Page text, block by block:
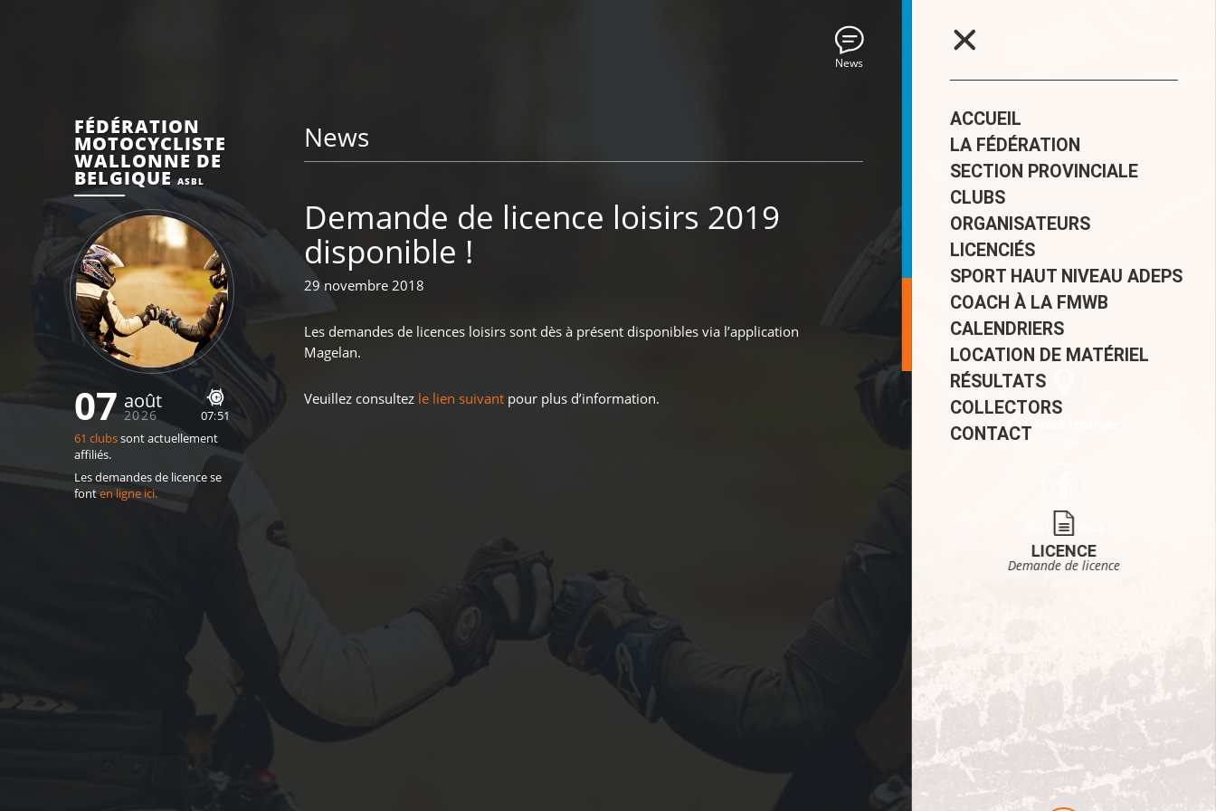
News
ACCUEIL
LA FÉDÉRATION
SECTION PROVINCIALE
CLUBS
ORGANISATEURS
LICENCIÉS
SPORT HAUT NIVEAU ADEPS
COACH À LA FMWB
CALENDRIERS
LOCATION DE MATÉRIEL
RÉSULTATS
COLLECTORS
CONTACT
LICENCE
Demande de licence
FÉDÉRATION
MOTOCYCLISTE
WALLONNE DE
BELGIQUE ASBL
07 août
2026 07 51
61 clubssont actuellement
affiliés.
Les demandes de licence se
fonten ligne ici.
News
Demande de licence loisirs 2019
disponible !
29 novembre 2018
Les demandes de licences loisirs sont dès à présent disponibles via l’application
Magelan.
Veuillez consultez le lien suivant pour plus d’information.
Où nous trouver
Suivez-nous
Facebook